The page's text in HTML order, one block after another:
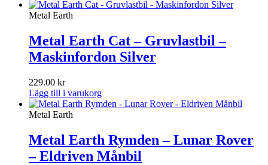
Metal Earth
Metal Earth Cat – Gruvlastbil –
Maskinfordon Silver
229.00 kr
Lägg till i varukorg
Metal Earth
Metal Earth Rymden – Lunar Rover
– Eldriven Månbil